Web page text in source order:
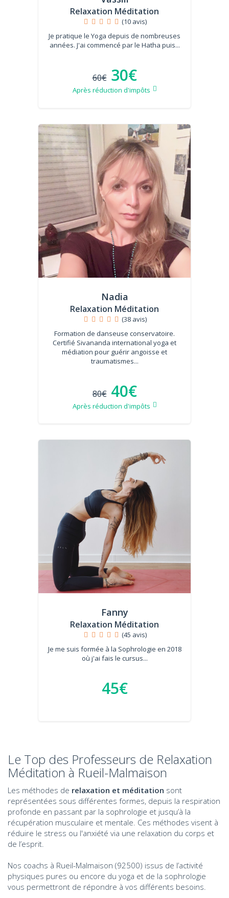
Relaxation Méditation
(10 avis)
Je pratique le Yoga depuis de nombreuses
années. J'ai commencé par le Hatha puis...
60€ 30€
Après réduction d'impôts
Nadia
Relaxation Méditation
(38 avis)
Formation de danseuse conservatoire.
Certifié Sivananda international yoga et
médiation pour guérir angoisse et
traumatismes...
80€ 40€
Après réduction d'impôts
Fanny
Relaxation Méditation
(45 avis)
Je me suis formée à la Sophrologie en 2018
où j'ai fais le cursus...
45€
Le Top des Professeurs de Relaxation
Méditation à Rueil-Malmaison
Les méthodes de relaxation et méditation sont
représentées sous différentes formes, depuis la respiration
profonde en passant par la sophrologie et jusqu’à la
récupération musculaire et mentale. Ces méthodes visent à
réduire le stress ou l'anxiété via une relaxation du corps et
de l’esprit.
Nos coachs à Rueil-Malmaison (92500) issus de l’activité
physiques pures ou encore du yoga et de la sophrologie
vous permettront de répondre à vos différents besoins.